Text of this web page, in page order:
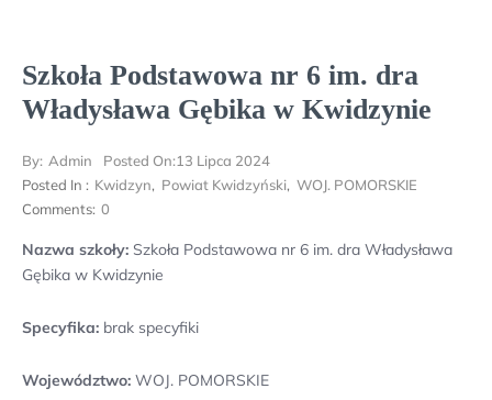
Szkoła Podstawowa nr 6 im. dra
Władysława Gębika w Kwidzynie
By: Admin Posted On:13 Lipca 2024
Posted In : Kwidzyn, Powiat Kwidzyński, WOJ. POMORSKIE
Comments: 0
Nazwa szkoły: Szkoła Podstawowa nr 6 im. dra Władysława
Gębika w Kwidzynie
Specyfika: brak specyfiki
Województwo: WOJ. POMORSKIE